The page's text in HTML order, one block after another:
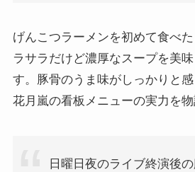
げんこつラーメンを初めて食べ
ラサラだけど濃厚なスープを美
す。豚骨のうま味がしっかりと
花月嵐の看板メニューの実力を物
日曜日夜のライブ終演後